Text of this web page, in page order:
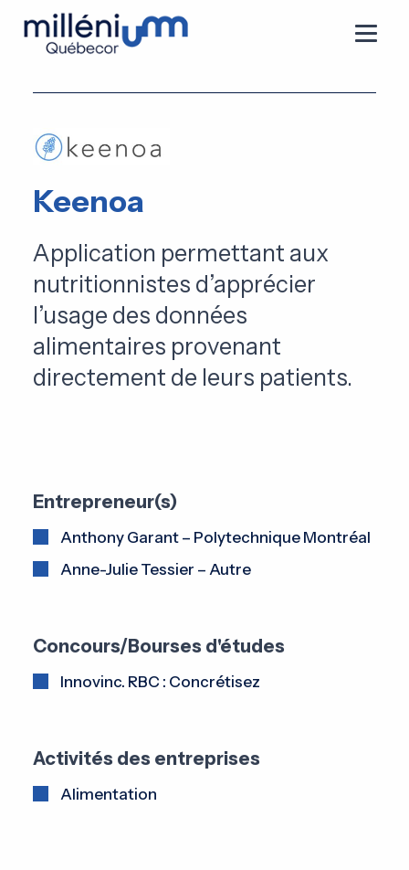
Keenoa
Application permettant aux
nutritionnistes d’apprécier
l’usage des données
alimentaires provenant
directement de leurs patients.
Entrepreneur(s)
Anthony Garant – Polytechnique Montréal
Anne-Julie Tessier – Autre
Concours/Bourses d'études
Innovinc. RBC : Concrétisez
Activités des entreprises
Alimentation